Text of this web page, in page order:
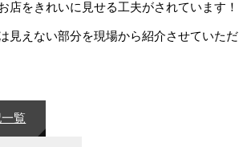
店をきれいに見せる工夫がされています！
見えない部分を現場から紹介させていただ
覧